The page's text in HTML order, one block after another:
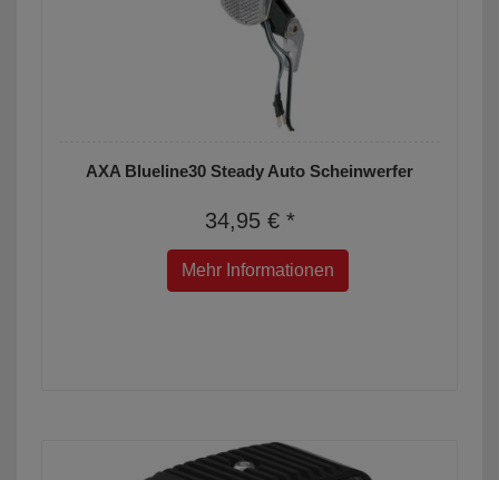
AXA Blueline30 Steady Auto Scheinwerfer
34,95 € *
Mehr Informationen